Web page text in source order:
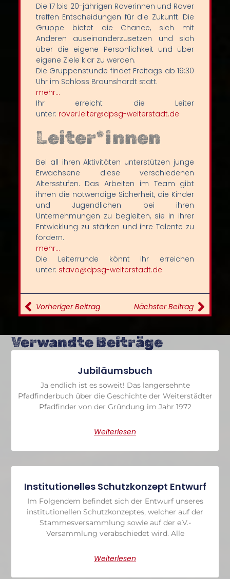
Die 17 bis 20-jährigen Roverinnen und Rover
treffen Entscheidungen für die Zukunft. Die
Gruppe bietet die Chance, sich mit
Anderen auseinanderzusetzen und sich
über die eigene Persönlichkeit und über
eigene Ziele klar zu werden.
Die Gruppenstunde findet Freitags ab 19:30
Uhr im Schloss Braunshardt statt.
mehr…
Ihr erreicht die Leiter
unter: rover.leiter@dpsg-weiterstadt.de
Leiter*innen
Bei all ihren Aktivitäten unterstützen junge
Erwachsene diese verschiedenen
Altersstufen. Das Arbeiten im Team gibt
ihnen die notwendige Sicherheit, die Kinder
und Jugendlichen bei ihren
Unternehmungen zu begleiten, sie in ihrer
Entwicklung zu stärken und ihre Talente zu
fördern.
mehr…
Die Leiterrunde könnt ihr erreichen
unter: stavo@dpsg-weiterstadt.de
Vorheriger Beitrag Nächster Beitrag
Verwandte Beiträge
Jubiläumsbuch
Ja endlich ist es soweit! Das langersehnte
Pfadfinderbuch über die Geschichte der Weiterstädter
Pfadfinder von der Gründung im Jahr 1972
Weiterlesen
Institutionelles Schutzkonzept Entwurf
Im Folgendem befindet sich der Entwurf unseres
institutionellen Schutzkonzeptes, welcher auf der
Stammesversammlung sowie auf der e.V.-
Versammlung verabschiedet wird. Alle
Weiterlesen